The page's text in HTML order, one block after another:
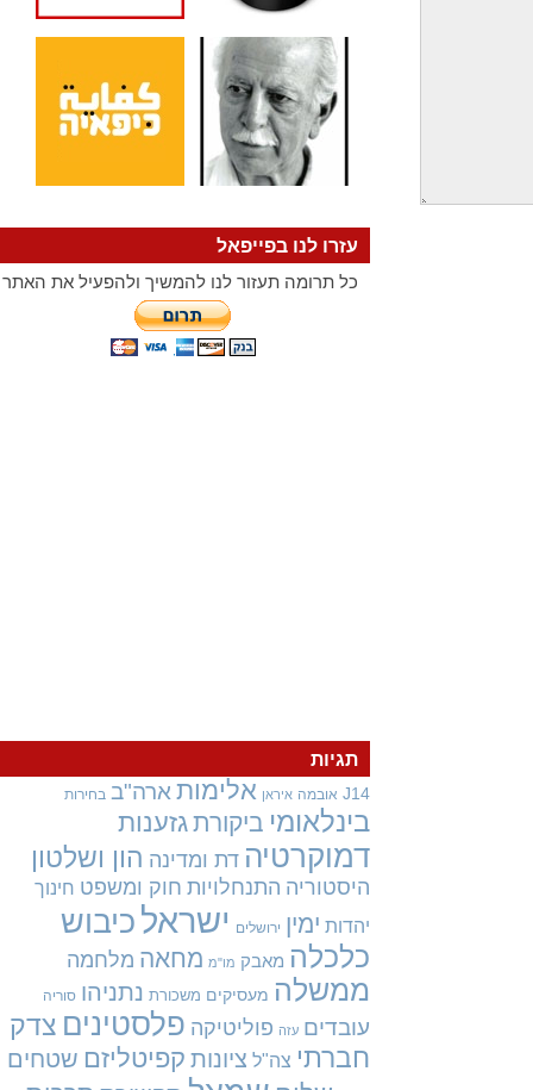
עזרו לנו בפייפאל
כל תרומה תעזור לנו להמשיך ולהפעיל את האתר
תגיות
J14 אובמה איראן אלימות ארה"ב בחירות
בינלאומיביקורתגזענות
דמוקרטיה דת ומדינההון ושלטון
היסטוריה התנחלויות חוק ומשפט חינוך
יהדות ימין ירושלים ישראלכיבוש
כלכלה מאבק מו"מ מחאהמלחמה
ממשלה מעסיקים משכורת נתניהו סוריה
עובדים עזה פוליטיקה פלסטיניםצדק
חברתי צה"ל ציונותקפיטליזםשטחים